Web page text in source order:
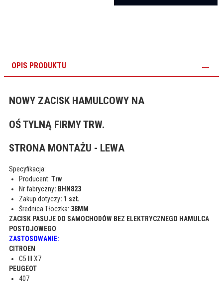
OPIS PRODUKTU
NOWY ZACISK HAMULCOWY NA
OŚ TYLNĄ FIRMY TRW.
STRONA MONTAŻU - LEWA
Specyfikacja:
Producent: Trw
Nr fabryczny: BHN823
Zakup dotyczy: 1 szt.
Średnica Tłoczka: 38MM
ZACISK PASUJE DO SAMOCHODÓW BEZ ELEKTRYCZNEGO HAMULCA
POSTOJOWEGO
ZASTOSOWANIE:
CITROEN
C5 III X7
PEUGEOT
407